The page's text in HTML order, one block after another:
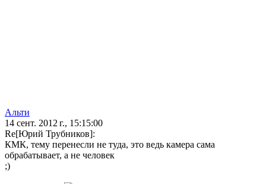
Альти
14 сент. 2012 г., 15:15:00
Re[Юрий Трубников]:
КМК, тему перенесли не туда, это ведь камера сама
обрабатывает, а не человек
;)